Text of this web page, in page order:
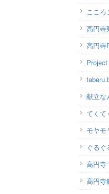
こころ
高円寺
高円寺
献立な
てくて
モヤモ
ぐる
高円寺
高円寺